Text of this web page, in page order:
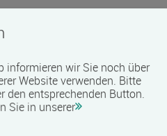
informieren wir Sie noch über
Website verwenden. Bitte
den entsprechenden Button.
Sie in unserer